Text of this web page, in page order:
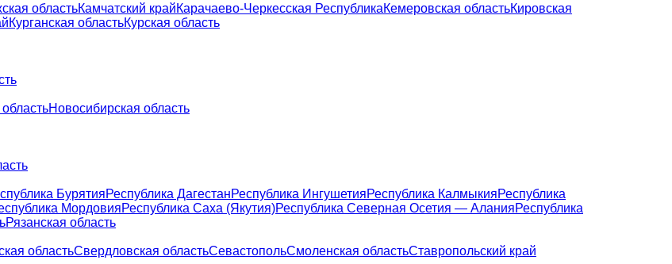
областьКамчатский крайКарачаево-Черкесская РеспубликаКемеровская областьКировская
Курганская областьКурская область
Новосибирская область
БурятияРеспублика ДагестанРеспублика ИнгушетияРеспублика КалмыкияРеспублика
МордовияРеспублика Саха (Якутия)Республика Северная Осетия — АланияРеспублика
Рязанская область
областьСвердловская областьСевастопольСмоленская областьСтавропольский край